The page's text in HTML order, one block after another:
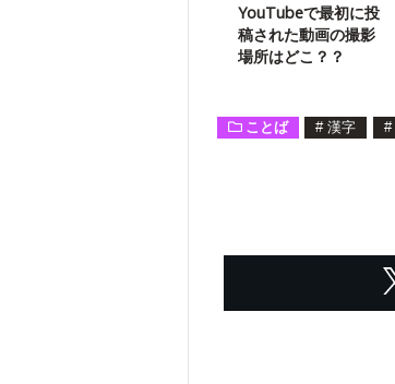
YouTubeで最初に投
稿された動画の撮影
場所はどこ？？
ことば # 漢字 #